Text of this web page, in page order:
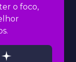
o foco,